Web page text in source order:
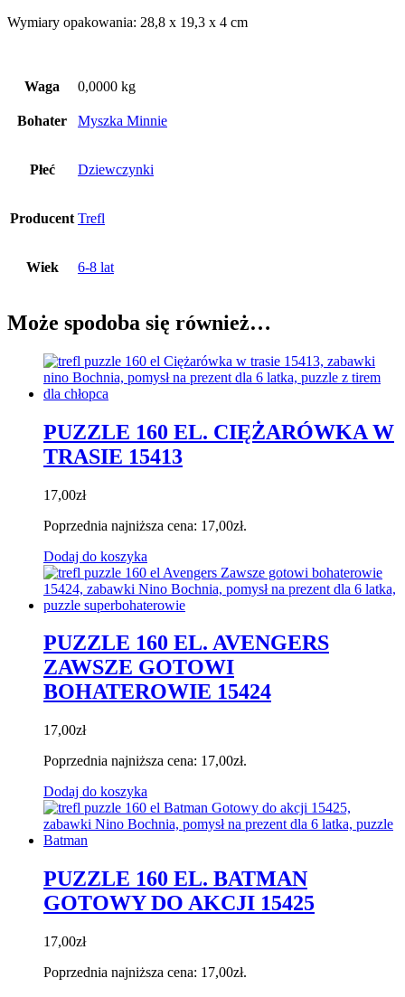
Wymiary opakowania: 28,8 x 19,3 x 4 cm
Waga 0,0000 kg
Bohater Myszka Minnie
Płeć Dziewczynki
Producent Trefl
Wiek 6-8 lat
Może spodoba się również…
PUZZLE 160 EL. CIĘŻARÓWKA W
TRASIE 15413
17,00zł
Poprzednia najniższa cena: 17,00zł.
Dodaj do koszyka
PUZZLE 160 EL. AVENGERS
ZAWSZE GOTOWI
BOHATEROWIE 15424
17,00zł
Poprzednia najniższa cena: 17,00zł.
Dodaj do koszyka
PUZZLE 160 EL. BATMAN
GOTOWY DO AKCJI 15425
17,00zł
Poprzednia najniższa cena: 17,00zł.